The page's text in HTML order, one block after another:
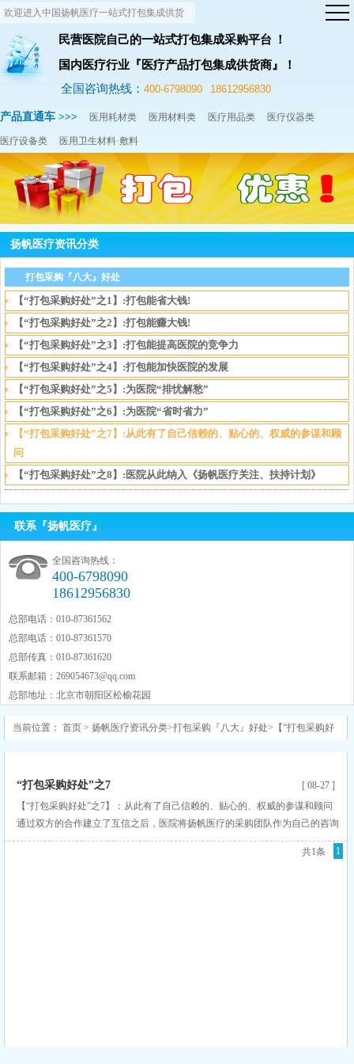
欢迎进入中国扬帆医疗一站式打包集成供货
网站！
全国咨询热线： 400-6798090 18612956830
民营医院自己的一站式打包集成采购平台 ！
国内医疗行业『医疗产品打包集成供货商』！
产品直通车 >>> 医用耗材类 医用材料类 医疗用品类 医疗仪器类
医疗设备类 医用卫生材料·敷料
扬帆医疗资讯分类
打包采购『八大』好处
【“打包采购好处”之1】:打包能省大钱!
【“打包采购好处”之2】:打包能赚大钱!
【“打包采购好处”之3】:打包能提高医院的竞争力
【“打包采购好处”之4】:打包能加快医院的发展
【“打包采购好处”之5】:为医院“排忧解愁”
【“打包采购好处”之6】:为医院“省时省力”
【“打包采购好处”之7】:从此有了自己信赖的、贴心的、权威的参谋和顾
问
【“打包采购好处”之8】:医院从此纳入《扬帆医疗关注、扶持计划》
联系『扬帆医疗』
全国咨询热线：
400-6798090
18612956830
总部电话：010-87361562
总部电话：010-87361570
总部传真：010-87361620
联系邮箱： 269054673@qq.com
总部地址：北京市朝阳区松榆花园
当前位置： 首页 > 扬帆医疗资讯分类>打包采购『八大』好处> 【“打包采购好
“打包采购好处”之7
[ 08-27 ]
【“打包采购好处”之7】：从此有了自己信赖的、贴心的、权威的参谋和顾问
通过双方的合作建立了互信之后，医院将扬帆医疗的采购团队作为自己的咨询
部、参谋部和采购部，不仅能省大钱，更能赚大钱！
共1条
1